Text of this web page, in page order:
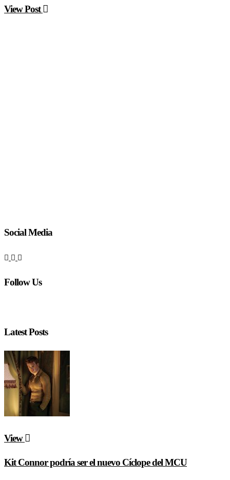
View Post
Social Media
Follow Us
Latest Posts
View
Kit Connor podría ser el nuevo Cíclope del MCU